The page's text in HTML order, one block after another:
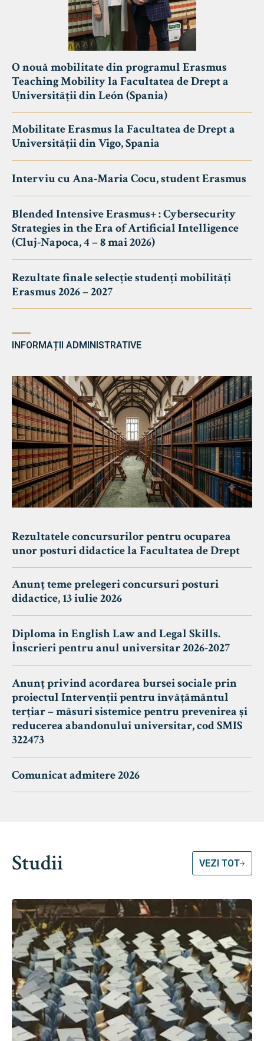
O nouă mobilitate din programul Erasmus
Teaching Mobility la Facultatea de Drept a
Universității din León (Spania)
Mobilitate Erasmus la Facultatea de Drept a
Universității din Vigo, Spania
Interviu cu Ana-Maria Cocu, student Erasmus
Blended Intensive Erasmus+ : Cybersecurity
Strategies in the Era of Artificial Intelligence
(Cluj-Napoca, 4 – 8 mai 2026)
Rezultate finale selecție studenți mobilități
Erasmus 2026 – 2027
INFORMAȚII ADMINISTRATIVE
Rezultatele concursurilor pentru ocuparea
unor posturi didactice la Facultatea de Drept
Anunț teme prelegeri concursuri posturi
didactice, 13 iulie 2026
Diploma in English Law and Legal Skills.
Înscrieri pentru anul universitar 2026-2027
Anunț privind acordarea bursei sociale prin
proiectul Intervenții pentru învățământul
terțiar – măsuri sistemice pentru prevenirea și
reducerea abandonului universitar, cod SMIS
322473
Comunicat admitere 2026
Studii VEZI TOT